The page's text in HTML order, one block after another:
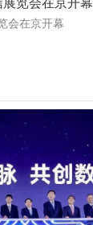
览会在京开幕
会在京开幕